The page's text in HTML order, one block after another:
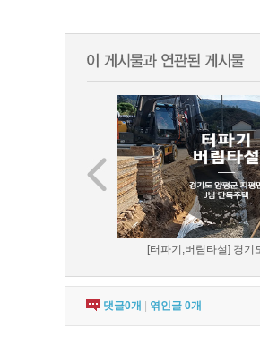
[터파기,버림타설] 경기
댓글0개 엮인글 0개